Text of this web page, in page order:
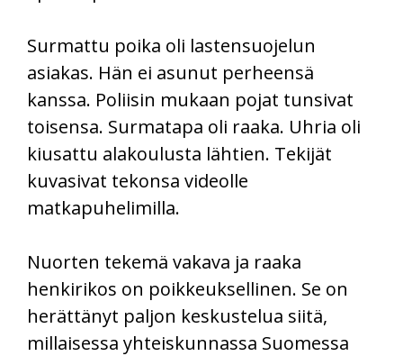
Surmattu poika oli lastensuojelun
asiakas. Hän ei asunut perheensä
kanssa. Poliisin mukaan pojat tunsivat
toisensa. Surmatapa oli raaka. Uhria oli
kiusattu alakoulusta lähtien. Tekijät
kuvasivat tekonsa videolle
matkapuhelimilla.
Nuorten tekemä vakava ja raaka
henkirikos on poikkeuksellinen. Se on
herättänyt paljon keskustelua siitä,
millaisessa yhteiskunnassa Suomessa